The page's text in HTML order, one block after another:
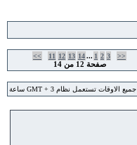
<<
1 2 3
...
11 12 13 14
>>
صفحة 12 من14
جميع الاوقات تستعمل نظام GMT + 3 ساعة